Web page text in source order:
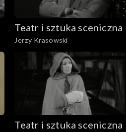
Teatr i sztuka sceniczna
Jerzy Krasowski
Teatr i sztuka sceniczna